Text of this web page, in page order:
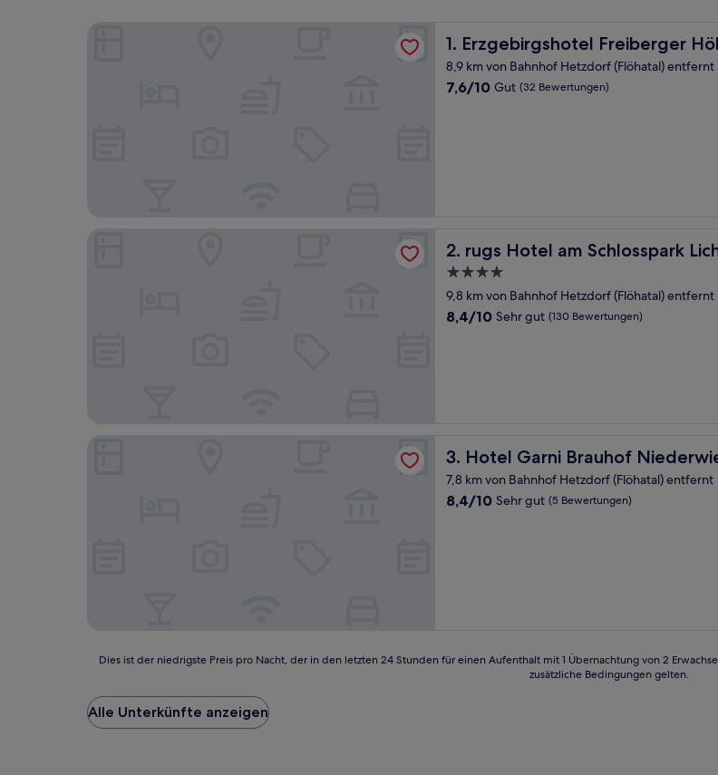
1. Erzgebirgshotel Freiberger
Erzgebirgshotel Freiberger Höhe
8,9 km von Bahnhof Hetzdorf (Flöhatal) entfernt
7.6
7,6/10 Gut (32 Bewertungen)
2. rugs Hotel am Schlosspark
rugs Hotel am Schlosspark Lichtenwalde
4.0-
Sterne-
Unterkunft
9,8 km von Bahnhof Hetzdorf (Flöhatal) entfernt
8.4
8,4/10 Sehr gut (130 Bewertungen)
3. Hotel Garni Brauhof
Hotel Garni Brauhof Niederwiesa
7,8 km von Bahnhof Hetzdorf (Flöhatal) entfernt
8.4
8,4/10 Sehr gut (5 Bewertungen)
Dies
der
niedrigste
Preis
Dies ist der niedrigste Preis pro Nacht, der in den letzten 24 Stunden für einen Aufenthalt mit 1 Übernachtung von 2
zusätzliche Bedingungen gelten.
Alle Unterkünfte anzeigen